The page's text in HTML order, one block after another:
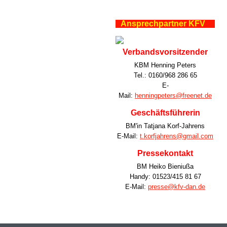
Ansprechpartner KFV
Verbandsvorsitzender
KBM Henning Peters
Tel.: 0160/968 286 65
E-
Mail: henningpeters@freenet.de
Geschäftsführerin
BM'in Tatjana Korf-Jahrens
E-Mail: t.korfjahrens@gmail.com
Pressekontakt
BM Heiko Bieniußa
Handy: 01523/415 81 67
E-Mail: presse@kfv-dan.de